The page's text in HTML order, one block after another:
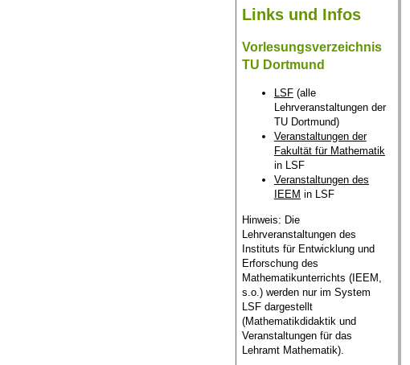
Links und Infos
Vorlesungsverzeichnis
TU Dortmund
LSF(alle
Lehrveranstaltungen der
TU Dortmund)
Veranstaltungen der
Fakultät für Mathematik
in LSF
Veranstaltungen des
IEEM in LSF
Hinweis: Die
Lehrveranstaltungen des
Instituts für Entwicklung und
Erforschung des
Mathematikunterrichts (IEEM,
s.o.) werden nur im System
LSF dargestellt
(Mathematikdidaktik und
Veranstaltungen für das
Lehramt Mathematik).